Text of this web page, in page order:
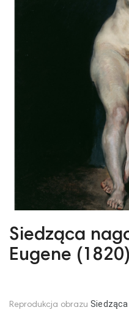
Siedząca
Eugene (1820)
Reprodukcja obrazu Siedząca